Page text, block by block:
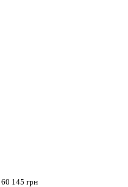
60 145 грн